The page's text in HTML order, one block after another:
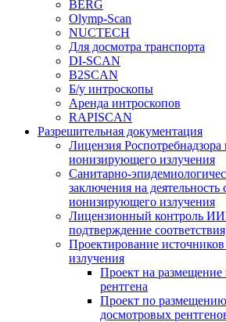
BERG
Olymp-Scan
NUCTECH
Для досмотра транспорта
DI-SCAN
B2SCAN
Б/у интроскопы
Аренда интроскопов
RAPISCAN
Разрешительная документация
Лицензия Роспотребнадзора
ионизирующего излучения
Санитарно-
заключения на
ионизирующего излучения
Лицензионный контроль
подтверждение
Проектирование
излучения
Проект на размещение
рентгена
Проект по
досмотровых